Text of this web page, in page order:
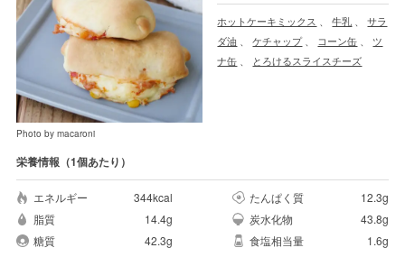
Photo by macaroni
ホットケーキミックス 、牛乳 、サラ
ダ油 、ケチャップ 、 コーン缶 、 ツ
ナ缶 、 とろけるスライスチーズ
栄養情報（1個あたり）
エネルギー 344kcal たんぱく質
12.3g
脂質
14.4g 炭水化物
43.8g
糖質
42.3g 食塩相当量 1.6g